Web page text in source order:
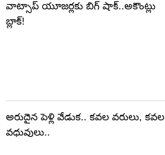
వాట్సాప్‌ యూజర్లకు బిగ్ షాక్..అకౌంట్లు
బ్లాక్!
అరుదైన పెళ్లి వేడుక.. కవల వరులు, కవల
వధువులు..